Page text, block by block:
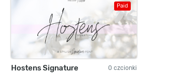
Paid
Hostens Signature 0 czcionki